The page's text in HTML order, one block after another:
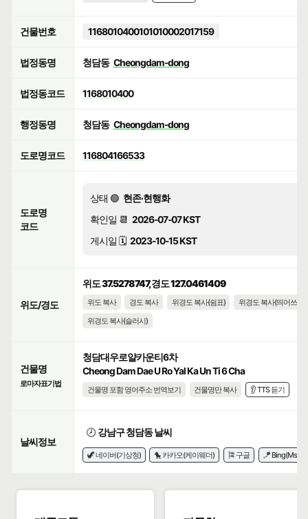
건물번호 1168010400101010002017159
법정동명 청담동 Cheongdam-dong
법정동코드 1168010400
행정동명 청담동 Cheongdam-dong
도로명코드 116804166533
도로명
코드
상태 🟢 현존·현행화
확인일 📆 2026-07-07 KST
게시일 🗓️ 2023-10-15 KST
위도/경도
위도 37.5278747, 경도 127.0461409
위도 복사 경도 복사 위경도 복사(쉼표)
위경도 복사(띄어쓰기)
위경도 복사(슬러시)
건물명
로마자표기법
청담대우로얄카운티6차
Cheong Dam Dae U Ro Yal Ka Un Ti 6 Cha
건물명 포함 영어주소 번역보기 건물명만 복사 👂 TTS 듣기
날씨정보
🕗 강남구 청담동 날씨
🦖 네이버(기상청) 🐤 카카오(케이웨더) 🎏 구글 🪁 Bing(Msn)